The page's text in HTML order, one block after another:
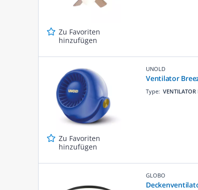
Zu Favoriten
hinzufügen
Zu Favoriten
hinzufügen
UNOLD
Ventilator
Type: VENTILATOR
GLOBO